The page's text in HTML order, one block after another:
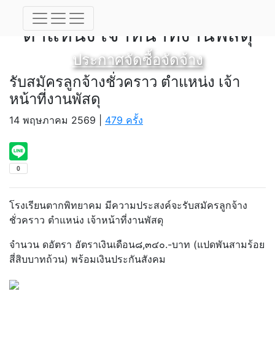
รับสมัครลูกจ้างชั่วคราว
ตำแหน่ง เจ้าหน้าที่งานพัสดุ
ประกาศจัดซื้อจัดจ้าง
รับสมัครลูกจ้างชั่วคราว ตำแหน่ง เจ้า
หน้าที่งานพัสดุ
14 พฤษภาคม 2569 | 479 ครั้ง
โรงเรียนตากพิทยาคม มีความประสงค์จะรับสมัครลูกจ้าง
ชั่วคราว ตำแหน่ง เจ้าหน้าที่งานพัสดุ
จำนวน ดอัตรา อัตราเงินเดือน๘,๓๔๐.-บาท (แปดพันสามร้อย
สี่สิบบาทถ้วน) พร้อมเงินประกันสังคม